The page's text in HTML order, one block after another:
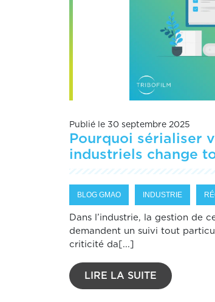
Publié le 30 septembre 2025
Pourquoi sérialiser
industriels change
BLOG GMAO INDUSTRIE
Dans l’industrie, la gestion de
demandent un suivi tout
criticité da[...]
LIRE LA SUITE